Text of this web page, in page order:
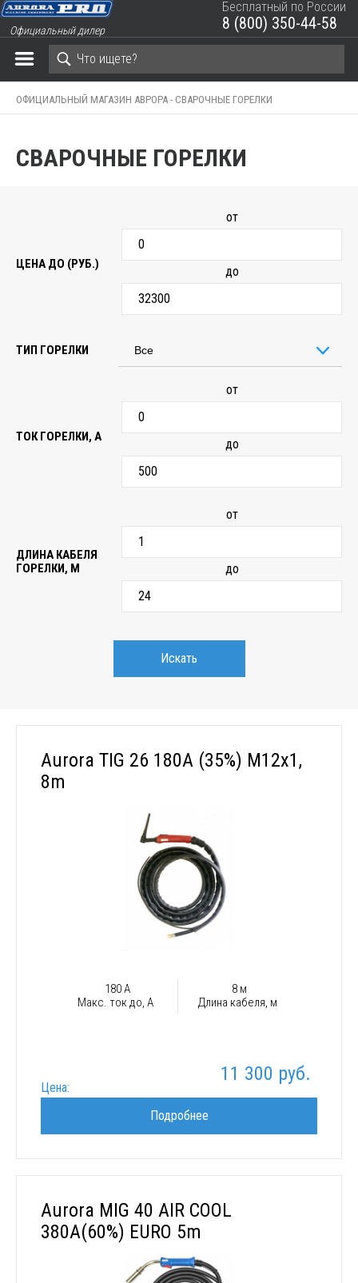
Официальный дилер
Бесплатный по России
8 (800) 350-44-58
ОФИЦИАЛЬНЫЙ МАГАЗИН АВРОРА - СВАРОЧНЫЕ ГОРЕЛКИ
СВАРОЧНЫЕ ГОРЕЛКИ
ЦЕНА ДО (РУБ.)
от
до
ТИП ГОРЕЛКИ
ТОК ГОРЕЛКИ, А
от
до
ДЛИНА КАБЕЛЯ
ГОРЕЛКИ, М
от
до
Искать
Aurora TIG 26 180A (35%) M12x1,
8m
180 А
Макс. ток до, А
8 м
Длина кабеля, м
Цена:
11 300 руб.
Подробнее
Aurora MIG 40 AIR COOL
380A(60%) EURO 5m
ЗАКРЫТЬ КОРЗИНУ